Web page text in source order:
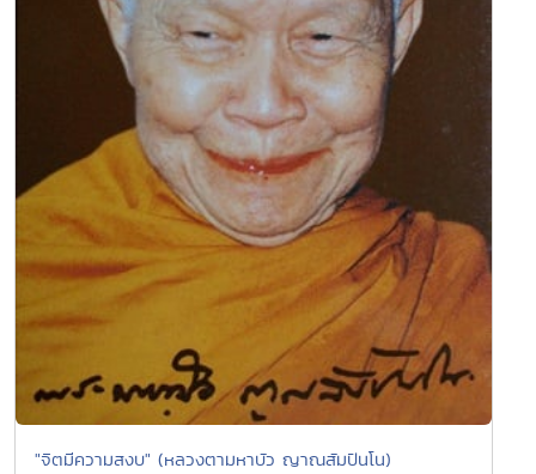
"จิตมีความสงบ" (หลวงตามหาบัว ญาณสัมปันโน)